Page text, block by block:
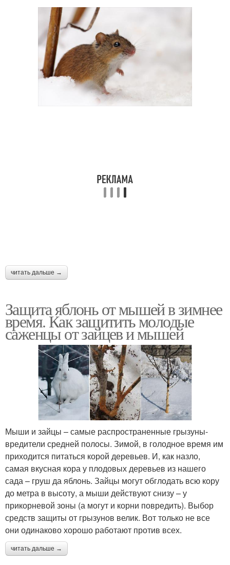
читать дальше →
Защита яблонь от мышей в зимнее
время. Как защитить молодые
саженцы от зайцев и мышей
Мыши и зайцы – самые распространенные грызуны-
вредители средней полосы. Зимой, в голодное время им
приходится питаться корой деревьев. И, как назло,
самая вкусная кора у плодовых деревьев из нашего
сада – груш да яблонь. Зайцы могут обглодать всю кору
до метра в высоту, а мыши действуют снизу – у
прикорневой зоны (а могут и корни повредить). Выбор
средств защиты от грызунов велик. Вот только не все
они одинаково хорошо работают против всех.
читать дальше →